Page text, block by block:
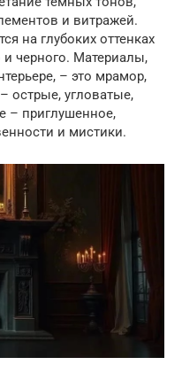
и витражей.
на глубоких оттенках
и черного. Материалы,
– это мрамор,
острые, угловатые,
– приглушенное,
и мистики.